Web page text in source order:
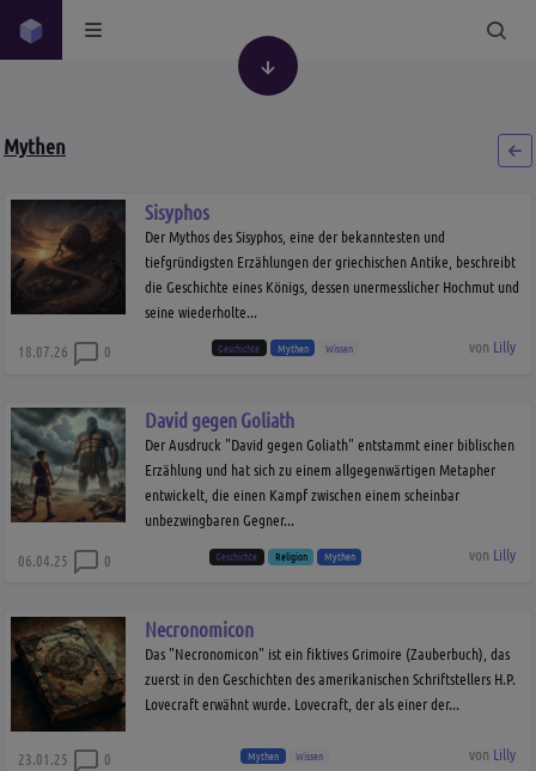
Mythen
Sisyphos
Der Mythos des Sisyphos, eine der bekanntesten und
tiefgründigsten Erzählungen der griechischen Antike, beschreibt
die Geschichte eines Königs, dessen unermesslicher Hochmut und
seine wiederholte...
18.07.26
0 Geschichte Mythen Wissen von Lilly
David gegen Goliath
Der Ausdruck "David gegen Goliath" entstammt einer biblischen
Erzählung und hat sich zu einem allgegenwärtigen Metapher
entwickelt, die einen Kampf zwischen einem scheinbar
unbezwingbaren Gegner...
06.04.25
0 Geschichte Religion Mythen von Lilly
Necronomicon
Das "Necronomicon" ist ein fiktives Grimoire (Zauberbuch), das
zuerst in den Geschichten des amerikanischen Schriftstellers H.P.
Lovecraft erwähnt wurde. Lovecraft, der als einer der...
23.01.25 0 Mythen Wissen von Lilly